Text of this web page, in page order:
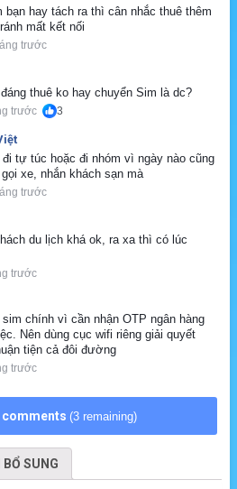
bạn hay tách ra thì cân nhắc thuê thêm
mất kết nối
trước
thuê ko hay chuyển Sim là dc?
trước 3
tự túc hoặc đi nhóm vì ngày nào cũng
xe, nhắn khách sạn mà
trước
du lịch khá ok, ra xa thì có lúc
trước
chính vì cần nhận OTP ngân hàng
Nên dùng cục wifi riêng giải quyết
tiện cả đôi đường
trước
comments (3 remaining)
SUNG